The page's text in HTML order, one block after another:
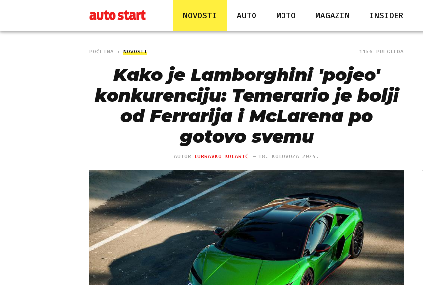
NOVOSTI AUTO MOTO MAGAZIN INSIDER
POČETNA NOVOSTI 1156 PREGLEDA
Kako je Lamborghini 'pojeo'
konkurenciju: Temerario je bolji
od Ferrarija i McLarena po
gotovo svemu
AUTOR DUBRAVKO KOLARIĆ 18. KOLOVOZA 2024.